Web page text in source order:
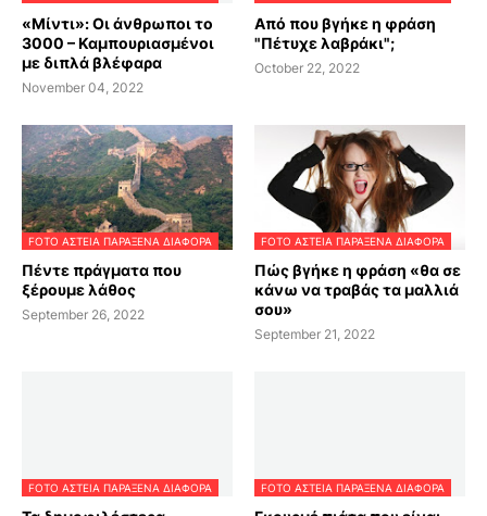
«Μίντι»: Oι άνθρωποι το
3000 – Καμπουριασμένοι
με διπλά βλέφαρα
November 04, 2022
Από που βγήκε η φράση
"Πέτυχε λαβράκι";
October 22, 2022
FOTO ΑΣΤΕΙΑ ΠΑΡΑΞΕΝΑ ΔΙΑΦΟΡΑ
Πέντε πράγματα που
ξέρουμε λάθος
September 26, 2022
FOTO ΑΣΤΕΙΑ ΠΑΡΑΞΕΝΑ ΔΙΑΦΟΡΑ
Πώς βγήκε η φράση «θα σε
κάνω να τραβάς τα μαλλιά
σου»
September 21, 2022
FOTO ΑΣΤΕΙΑ ΠΑΡΑΞΕΝΑ ΔΙΑΦΟΡΑ FOTO ΑΣΤΕΙΑ ΠΑΡΑΞΕΝΑ ΔΙΑΦΟΡΑ